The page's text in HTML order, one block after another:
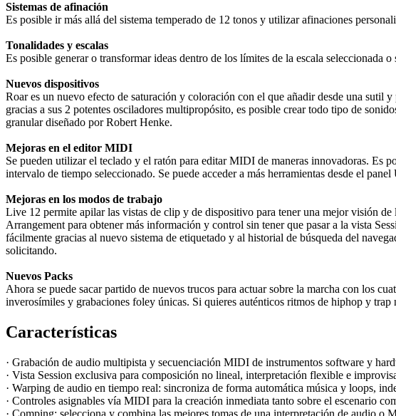
Sistemas de afinación
Es posible ir más allá del sistema temperado de 12 tonos y utilizar afinaciones
Tonalidades y escalas
Es posible generar o transformar ideas dentro de los límites de la escala
Nuevos dispositivos
Roar es un nuevo efecto de saturación y coloración con el que añadir desde una sutil
gracias a sus 2 potentes osciladores multipropósito, es posible crear todo tipo de
granular diseñado por Robert Henke.
Mejoras en el editor MIDI
Se pueden utilizar el teclado y el ratón para editar MIDI de maneras innovadoras. Es
intervalo de tiempo seleccionado. Se puede acceder a más herramientas desde el
Mejoras en los modos de trabajo
Live 12 permite apilar las vistas de clip y de dispositivo para tener una mejor visión
Arrangement para obtener más información y control sin tener que pasar a la vista
fácilmente gracias al nuevo sistema de etiquetado y al historial de búsqueda del
solicitando.
Nuevos Packs
Ahora se puede sacar partido de nuevos trucos para actuar sobre la marcha con los
inverosímiles y grabaciones foley únicas. Si quieres auténticos ritmos de hiphop y
Características
· Grabación de audio multipista y secuenciación MIDI de instrumentos software y
· Vista Session exclusiva para composición no lineal, interpretación flexible e
· Warping de audio en tiempo real: sincroniza de forma automática música y loops,
· Controles asignables vía MIDI para la creación inmediata tanto sobre el escenario
· Comping: selecciona y combina las mejores tomas de una interpretación de audio o